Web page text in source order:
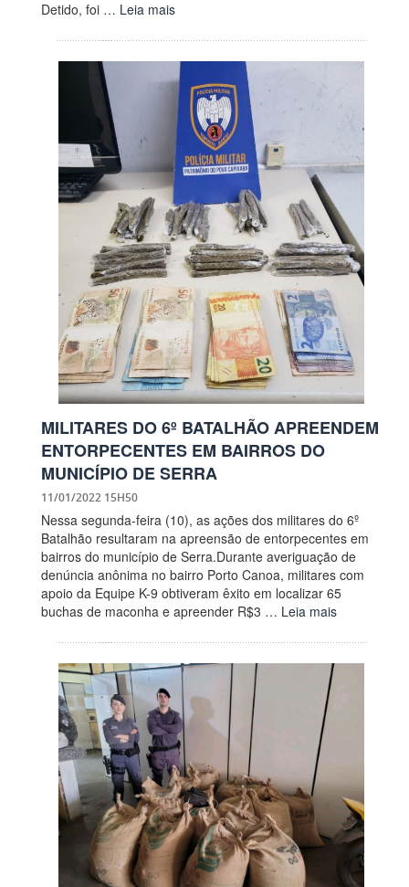
Detido, foi … Leia mais
MILITARES DO 6º BATALHÃO APREENDEM
ENTORPECENTES EM BAIRROS DO
MUNICÍPIO DE SERRA
11/01/2022 15H50
Nessa segunda-feira (10), as ações dos militares do 6º
Batalhão resultaram na apreensão de entorpecentes em
bairros do município de Serra.Durante averiguação de
denúncia anônima no bairro Porto Canoa, militares com
apoio da Equipe K-9 obtiveram êxito em localizar 65
buchas de maconha e apreender R$3 … Leia mais